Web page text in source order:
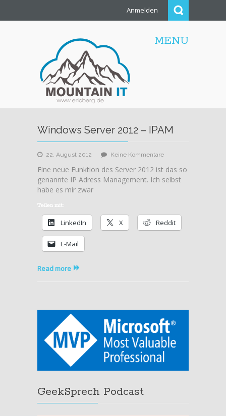
Anmelden
MENU
Windows Server 2012 – IPAM
22. August 2012 Keine Kommentarezu
Server
2012
Eine neue Funktion des Server 2012 ist das so
genannte IP Adress Management. Ich selbst
habe es mir zwar
Teilen mit:
LinkedIn X Reddit
E-Mail
Read more
GeekSprech Podcast